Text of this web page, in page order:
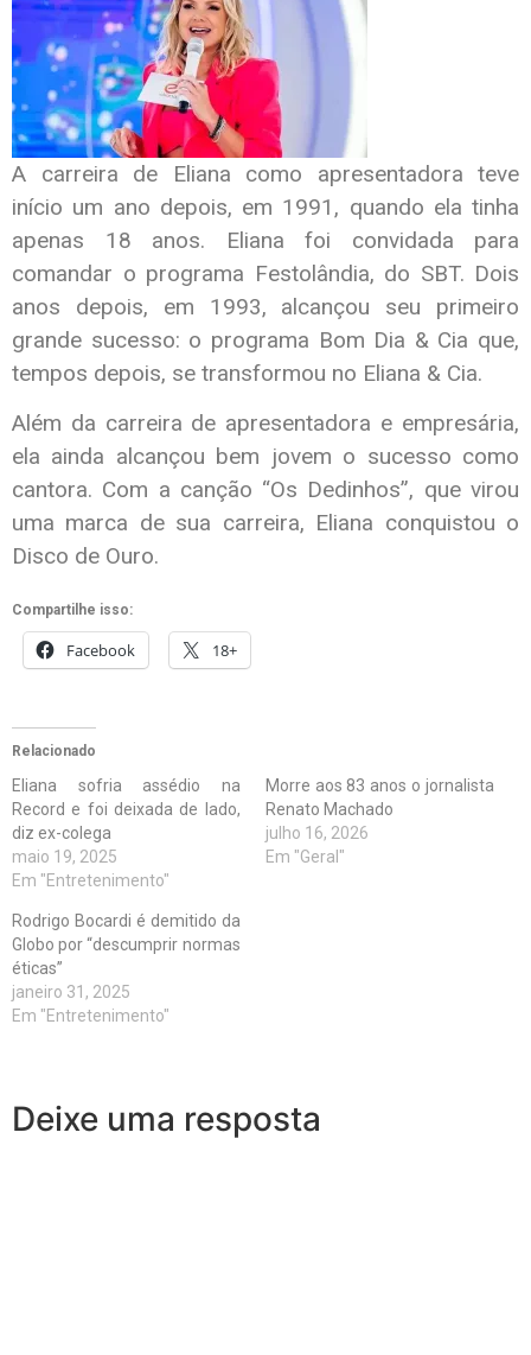
A carreira de Eliana como apresentadora teve
início um ano depois, em 1991, quando ela tinha
apenas 18 anos. Eliana foi convidada para
comandar o programa Festolândia, do SBT. Dois
anos depois, em 1993, alcançou seu primeiro
grande sucesso: o programa Bom Dia & Cia que,
tempos depois, se transformou no Eliana & Cia.
Além da carreira de apresentadora e empresária,
ela ainda alcançou bem jovem o sucesso como
cantora. Com a canção “Os Dedinhos”, que virou
uma marca de sua carreira, Eliana conquistou o
Disco de Ouro.
Compartilhe isso:
Facebook 18+
Relacionado
Eliana sofria assédio na
Record e foi deixada de lado,
diz ex-colega
maio 19, 2025
Em "Entretenimento"
Morre aos 83 anos o jornalista
Renato Machado
julho 16, 2026
Em "Geral"
Rodrigo Bocardi é demitido da
Globo por “descumprir normas
éticas”
janeiro 31, 2025
Em "Entretenimento"
Deixe uma resposta